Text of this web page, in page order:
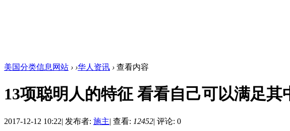
美国分类信息网站 › ›华人资讯 › 查看内容
13项聪明人的特征 看看自己可以满足其
2017-12-12 10:22| 发布者: 施主| 查看: 12452| 评论: 0